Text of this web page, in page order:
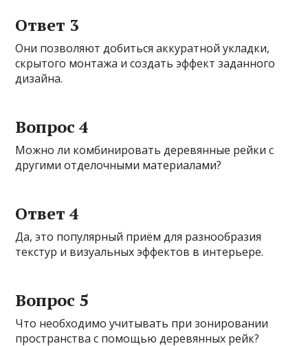
Ответ 3
Они позволяют добиться аккуратной укладки,
скрытого монтажа и создать эффект заданного
дизайна.
Вопрос 4
Можно ли комбинировать деревянные рейки с
другими отделочными материалами?
Ответ 4
Да, это популярный приём для разнообразия
текстур и визуальных эффектов в интерьере.
Вопрос 5
Что необходимо учитывать при зонировании
пространства с помощью деревянных рейк?